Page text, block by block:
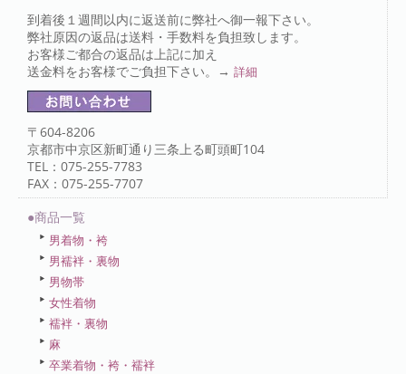
到着後１週間以内に返送前に弊社へ御一報下さい。
弊社原因の返品は送料・手数料を負担致します。
お客様ご都合の返品は上記に加え
送金料をお客様でご負担下さい。→ 詳細
〒604-8206
京都市中京区新町通り三条上る町頭町104
TEL：075-255-7783
FAX：075-255-7707
●商品一覧
男着物・袴
男襦袢・裏物
男物帯
女性着物
襦袢・裏物
麻
卒業着物・袴・襦袢